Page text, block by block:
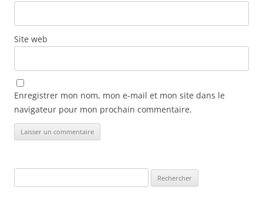
Site web
Enregistrer mon nom, mon e-mail et mon site dans le
navigateur pour mon prochain commentaire.